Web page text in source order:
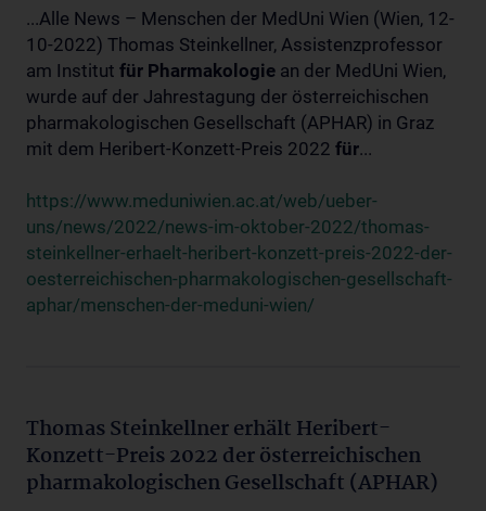
...Alle News – Menschen der MedUni Wien (Wien, 12-
10-2022) Thomas Steinkellner, Assistenzprofessor
am Institut für Pharmakologie an der MedUni Wien,
wurde auf der Jahrestagung der österreichischen
pharmakologischen Gesellschaft (APHAR) in Graz
mit dem Heribert-Konzett-Preis 2022 für...
https://www.meduniwien.ac.at/web/ueber-
uns/news/2022/news-im-oktober-2022/thomas-
steinkellner-erhaelt-heribert-konzett-preis-2022-der-
oesterreichischen-pharmakologischen-gesellschaft-
aphar/menschen-der-meduni-wien/
Thomas Steinkellner erhält Heribert-
Konzett-Preis 2022 der österreichischen
pharmakologischen Gesellschaft (APHAR)